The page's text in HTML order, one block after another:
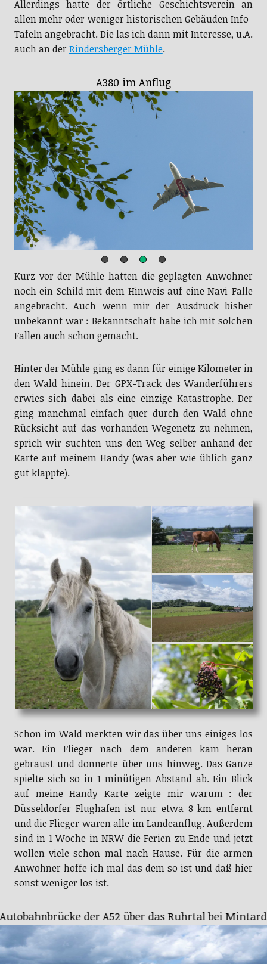
Allerdings hatte der örtliche Geschichtsverein an
allen mehr oder weniger historischen Gebäuden Info-
Tafeln angebracht. Die las ich dann mit Interesse, u.A.
auch an der Rindersberger Mühle.
Kurz vor der Mühle hatten die geplagten Anwohner
noch ein Schild mit dem Hinweis auf eine Navi-Falle
angebracht. Auch wenn mir der Ausdruck bisher
unbekannt war : Bekanntschaft habe ich mit solchen
Fallen auch schon gemacht.
Hinter der Mühle ging es dann für einige Kilometer in
den Wald hinein. Der GPX-Track des Wanderführers
erwies sich dabei als eine einzige Katastrophe. Der
ging manchmal einfach quer durch den Wald ohne
Rücksicht auf das vorhanden Wegenetz zu nehmen,
sprich wir suchten uns den Weg selber anhand der
Karte auf meinem Handy (was aber wie üblich ganz
gut klappte).
Schon im Wald merkten wir das über uns einiges los
war. Ein Flieger nach dem anderen kam heran
gebraust und donnerte über uns hinweg. Das Ganze
spielte sich so in 1 minütigen Abstand ab. Ein Blick
auf meine Handy Karte zeigte mir warum : der
Düsseldorfer Flughafen ist nur etwa 8 km entfernt
und die Flieger waren alle im Landeanflug. Außerdem
sind in 1 Woche in NRW die Ferien zu Ende und jetzt
wollen viele schon mal nach Hause. Für die armen
Anwohner hoffe ich mal das dem so ist und daß hier
sonst weniger los ist.
Autobahnbrücke der A52 über das Ruhrtal bei Mintard